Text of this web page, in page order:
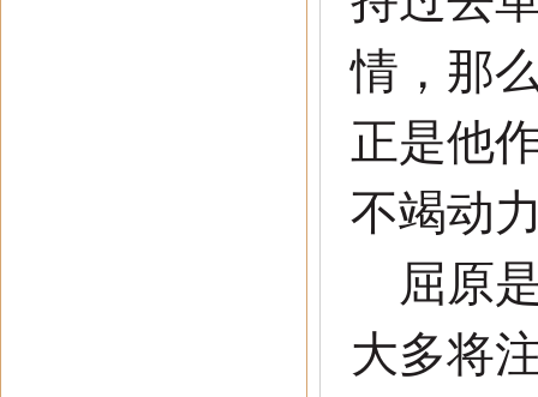
情，那
正是他
不竭动
屈原是
大多将